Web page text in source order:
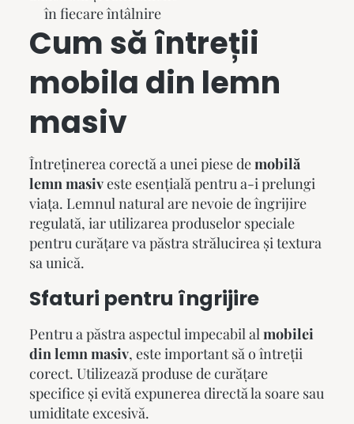
Cum să întreții
mobila din lemn
masiv
Întreținerea corectă a unei piese demobilă
lemn masiveste esențială pentru a-i prelungi
viața. Lemnul natural are nevoie de îngrijire
regulată, iar utilizarea produselor speciale
pentru curățare va păstra strălucirea și textura
sa unică.
Sfaturi pentru îngrijire
Pentru a păstra aspectul impecabil almobilei
din lemn masiv, este important să o întreții
corect. Utilizează produse de curățare
specifice și evită expunerea directă la soare sau
umiditate excesivă.